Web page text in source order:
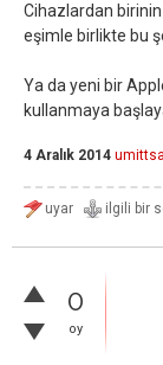
Cihazlardan
eşimle birlikte bu
Ya da yeni bir
kullanmaya
4 Aralık 2014
0
oy